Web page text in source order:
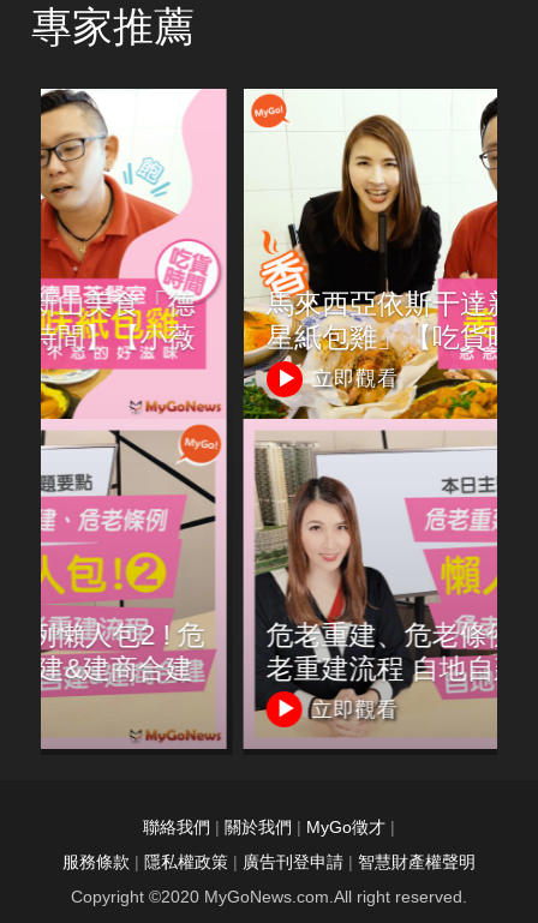
專家推薦
馬來西亞依斯干達新山美食「德
星紙包雞」【吃貨時間】【小薇
愛買房】
危老重建、危老條例懶人包2 ! 危
老重建流程 自地自建&建商合建
【小薇愛買房】
聯絡我們 關於我們 MyGo徵才
服務條款
隱私權政策 廣告刊登申請
智慧財產權聲明
Copyright ©2020 MyGoNews.com.All right reserved.